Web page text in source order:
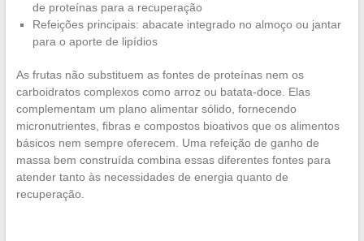
de proteínas para a recuperação
Refeições principais: abacate integrado no almoço ou jantar
para o aporte de lipídios
As frutas não substituem as fontes de proteínas nem os
carboidratos complexos como arroz ou batata-doce. Elas
complementam um plano alimentar sólido, fornecendo
micronutrientes, fibras e compostos bioativos que os alimentos
básicos nem sempre oferecem. Uma refeição de ganho de
massa bem construída combina essas diferentes fontes para
atender tanto às necessidades de energia quanto de
recuperação.